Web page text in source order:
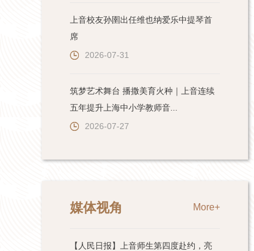
上音校友孙圉出任维也纳爱乐中提琴首
席
2026-07-31
筑梦艺术舞台 播撒美育火种｜上音连续
五年提升上海中小学教师音...
2026-07-27
媒体视角 More+
【人民日报】上音师生第四度赴约，亮